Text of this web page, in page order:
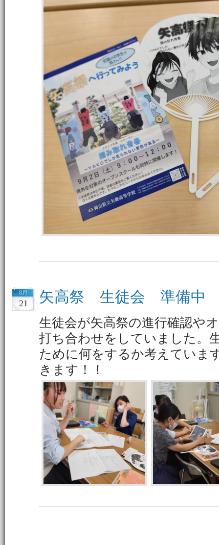
8月
21 矢高祭 生徒会 準備中
生徒会が矢高祭の進行確認や
打ち合わせをしていました。
ために何をするか考えていま
きます！！